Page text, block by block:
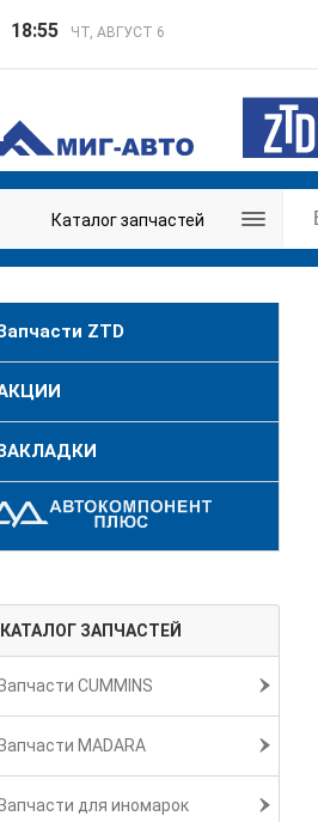
18:55 ЧТ, АВГУСТ 6
Каталог запчастей
ZTD
КАТАЛОГ ЗАПЧАСТЕЙ
CUMMINS
MADARA
для иномарок